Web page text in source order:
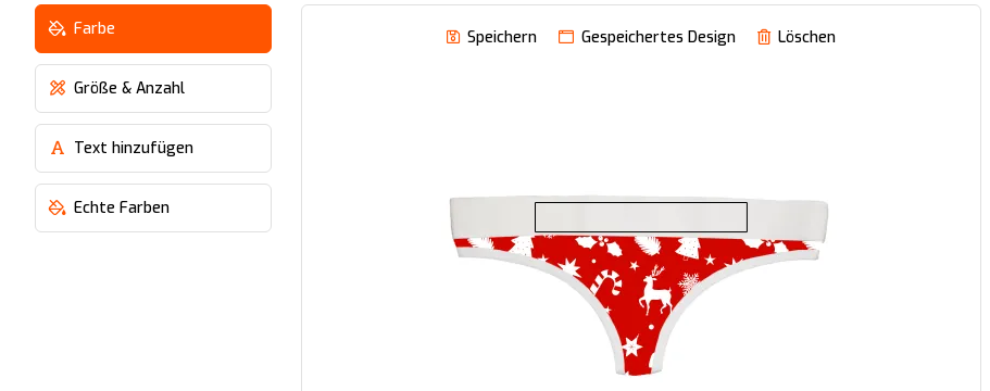
Farbe
Größe & Anzahl
Text hinzufügen
Echte Farben
Speichern Gespeichertes Design Löschen